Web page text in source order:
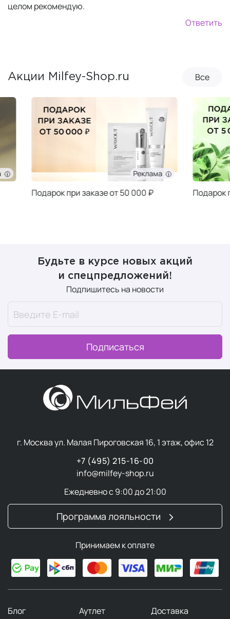
целом рекомендую.
Ответить
Акции Milfey-Shop.ru Все
Реклама
Подарок при заказе от 50 000 ₽ Подарок при
Будьте в курсе новых акций
и спецпредложений!
Подпишитесь на новости
Подписаться
г. Москва ул. Малая Пироговская 16, 1 этаж, офис 12
+7 (495) 215-16-00
info@milfey-shop.ru
Ежедневно с 9:00 до 21:00
Программа лояльности
Принимаем к оплате
Блог Аутлет Доставка